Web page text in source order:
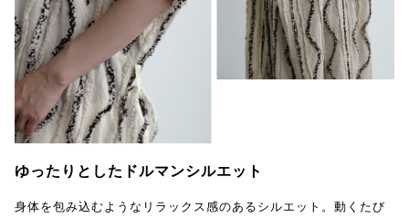
ゆったりとしたドルマンシルエット
身体を包み込むようなリラックス感のあるシルエット。動くたび